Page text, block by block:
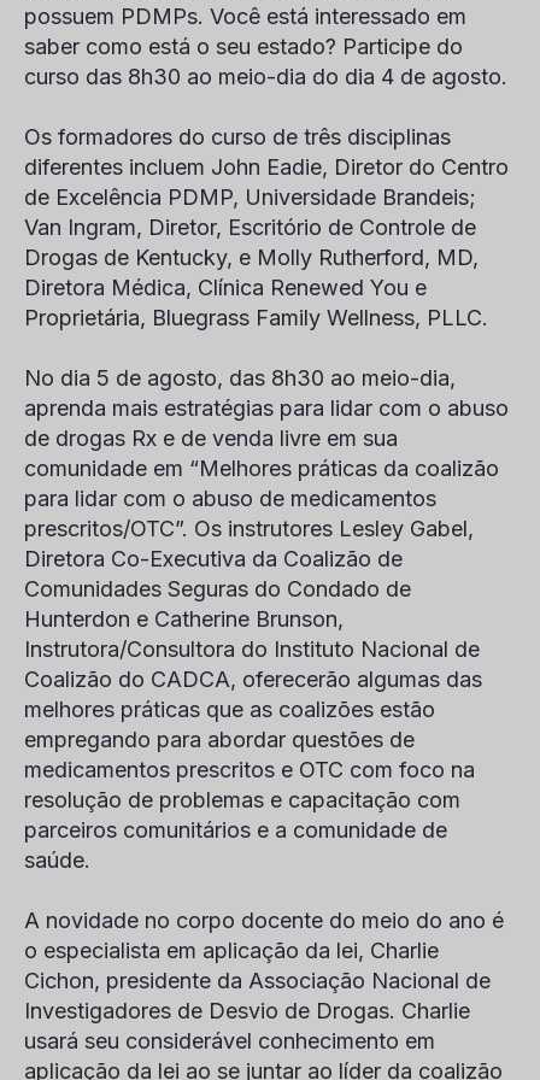
possuem PDMPs. Você está interessado em
saber como está o seu estado? Participe do
curso das 8h30 ao meio-dia do dia 4 de agosto.
Os formadores do curso de três disciplinas
diferentes incluem John Eadie, Diretor do Centro
de Excelência PDMP, Universidade Brandeis;
Van Ingram, Diretor, Escritório de Controle de
Drogas de Kentucky, e Molly Rutherford, MD,
Diretora Médica, Clínica Renewed You e
Proprietária, Bluegrass Family Wellness, PLLC.
No dia 5 de agosto, das 8h30 ao meio-dia,
aprenda mais estratégias para lidar com o abuso
de drogas Rx e de venda livre em sua
comunidade em “Melhores práticas da coalizão
para lidar com o abuso de medicamentos
prescritos/OTC”. Os instrutores Lesley Gabel,
Diretora Co-Executiva da Coalizão de
Comunidades Seguras do Condado de
Hunterdon e Catherine Brunson,
Instrutora/Consultora do Instituto Nacional de
Coalizão do CADCA, oferecerão algumas das
melhores práticas que as coalizões estão
empregando para abordar questões de
medicamentos prescritos e OTC com foco na
resolução de problemas e capacitação com
parceiros comunitários e a comunidade de
saúde.
A novidade no corpo docente do meio do ano é
o especialista em aplicação da lei, Charlie
Cichon, presidente da Associação Nacional de
Investigadores de Desvio de Drogas. Charlie
usará seu considerável conhecimento em
aplicação da lei ao se juntar ao líder da coalizão